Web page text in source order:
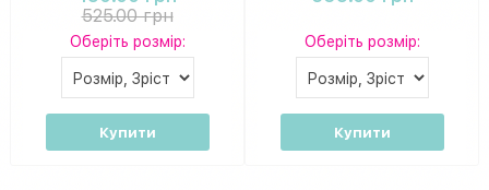
525.00 грн
Оберіть розмір:
Купити
Оберіть розмір:
Купити